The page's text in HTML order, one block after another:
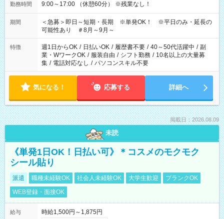
勤務時間 9:00～17:00 （休憩60分） ※残業なし！
期間
＜急募＞即日～短期・長期 ※単発OK！ ※平日のみ・延長の
可能性あり ＃8月～9月～
特徴 週1日からOK / 日払いOK / 履歴書不要 / 40～50代活躍中 / 副
業・WワークOK / 服装自由 / シフト勤務 / 10名以上の大量募
集 / 電話対応なし / パソコンスキル不要
気になる！ 応募する 詳細へ
掲載日：2026.08.09
未読
《単発1日OK！日払い可》＊コスメのモクモク
シール貼り
派遣 職種未経験OK 社会人未経験OK 大学生歓迎
ブランクOK
WEB登録・面接OK
給与
時給1,500円～1,875円